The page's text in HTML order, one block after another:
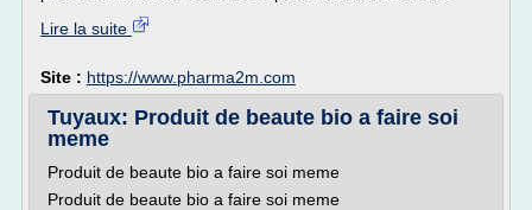
Lire la suite
Site : https://www.pharma2m.com
Tuyaux: Produit de beaute bio a faire soi
meme
Produit de beaute bio a faire soi meme
Produit de beaute bio a faire soi meme